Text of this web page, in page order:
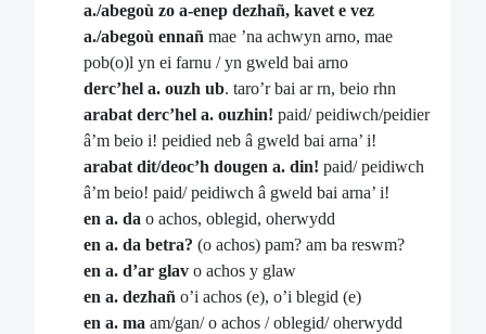
a./abegoù zo a-enep dezhañ, kavet e vez
a./abegoù ennañ mae ’na achwyn arno, mae
pob(o)l yn ei farnu / yn gweld bai arno
derc’hel a. ouzh ub. taro’r bai ar rn, beio rhn
arabat derc’hel a. ouzhin! paid/ peidiwch/peidier
â’m beio i! peidied neb â gweld bai arna’ i!
arabat dit/deoc’h dougen a. din! paid/ peidiwch
â’m beio! paid/ peidiwch â gweld bai arna’ i!
en a. da o achos, oblegid, oherwydd
en a. da betra? (o achos) pam? am ba reswm?
en a. d’ar glav o achos y glaw
en a. dezhañ o’i achos (e), o’i blegid (e)
en a. ma am/gan/ o achos / oblegid/ oherwydd